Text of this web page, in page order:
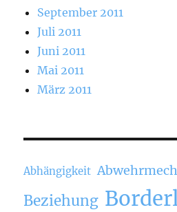
September 2011
Juli 2011
Juni 2011
Mai 2011
März 2011
Abhängigkeit
Beziehung